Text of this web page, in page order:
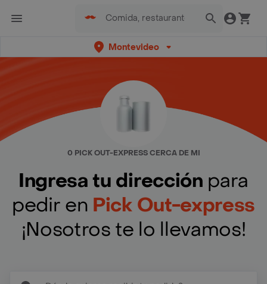
Montevideo
0 PICK OUT-EXPRESS CERCA DE MI
Ingresa tu dirección para
pedir en Pick Out-express
¡Nosotros te lo llevamos!